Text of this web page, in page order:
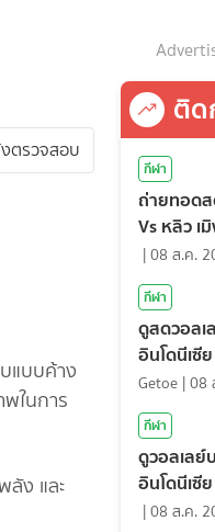
ตรวจสอบ
แบบค้าง
ในการ
ลัง และ
ติด
กีฬา
ถ่ายทอด
Vs หลิว เ
2|08 ส.ค.
กีฬา
ดูสดวอล
อินโดนีเซี
Getoe |08
กีฬา
ดูวอลเล
อินโดนีเซี
2026
|08 ส.ค.